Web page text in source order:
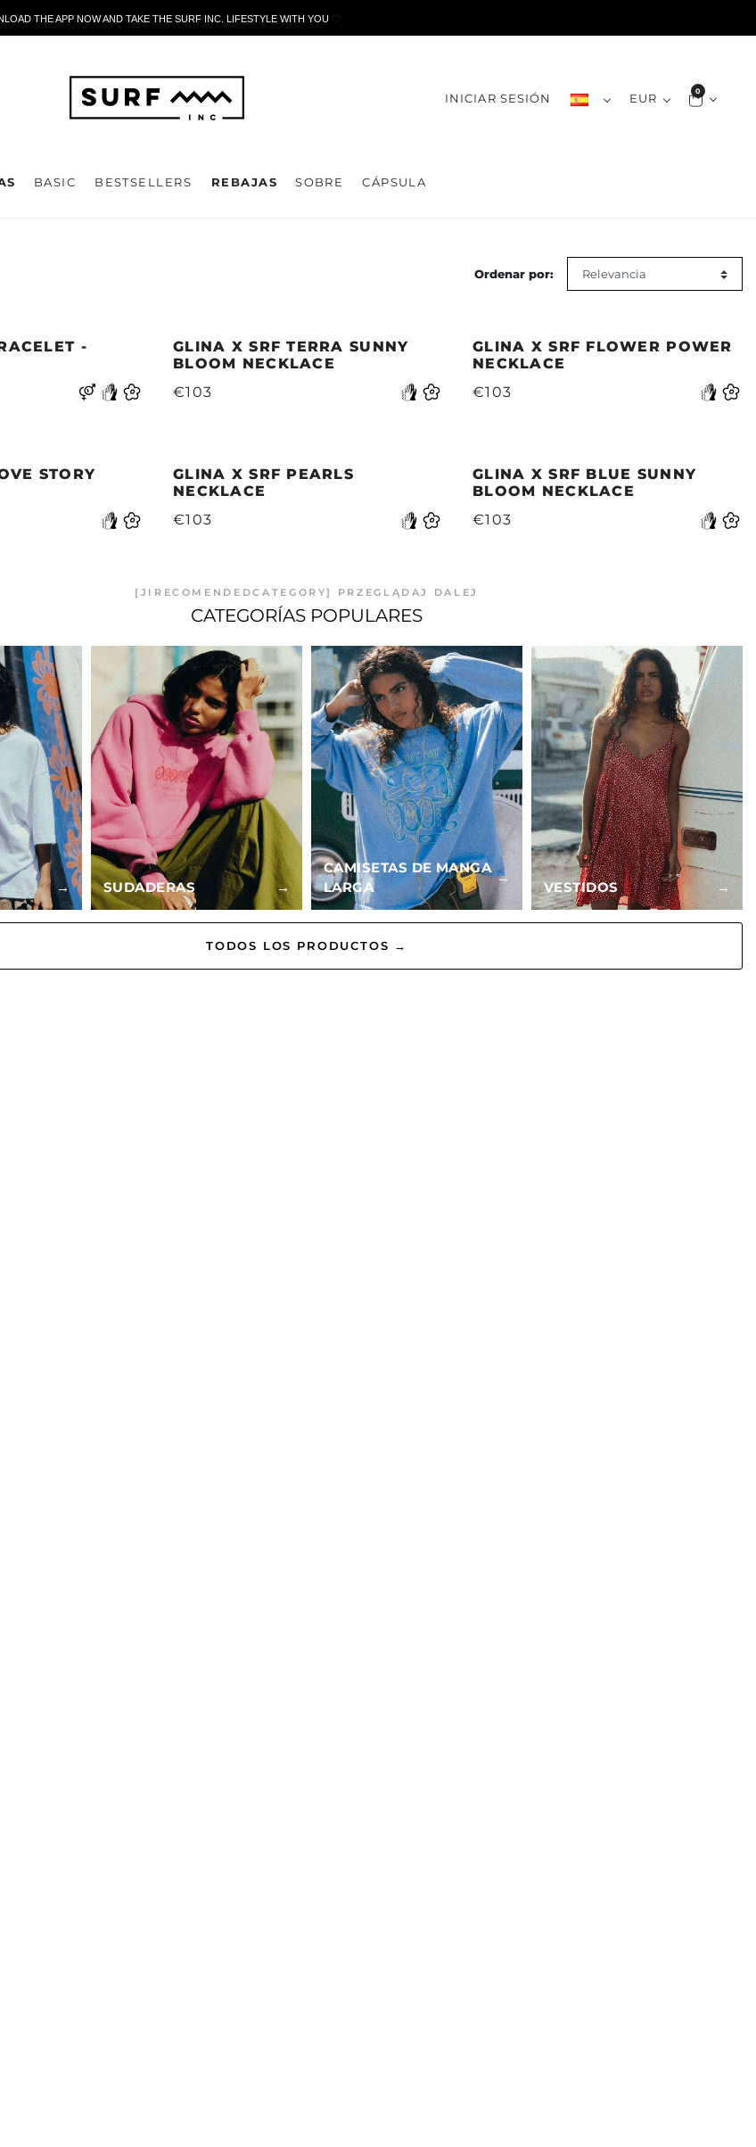
THE APP NOW AND TAKE THE SURF INC. LIFESTYLE WITH YOU🤍
INICIAR SESIÓN EUR 0
BASIC BESTSELLERS REBAJAS SOBRE CÁPSULA
Ordenar por:
-
GLINA X SRF TERRA SUNNY
BLOOM NECKLACE
€103
GLINA X SRF FLOWER POWER
NECKLACE
€103
STORY
GLINA X SRF PEARLS
NECKLACE
€103
GLINA X SRF BLUE SUNNY
BLOOM NECKLACE
€103
[JIRECOMENDEDCATEGORY] PRZEGLĄDAJ DALEJ
CATEGORÍAS POPULARES
→ SUDADERAS →
CAMISETAS DE MANGA
LARGA
→
VESTIDOS →
TODOS LOS PRODUCTOS →